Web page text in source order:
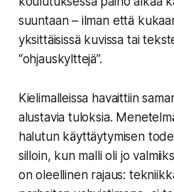
suuntaan – ilman että
yksittäisissä kuvissa tai
“ohjauskylttejä”.
Kielimalleissa havaittiin
alustavia tuloksia.
halutun käyttäytymisen
silloin, kun malli oli jo
on oleellinen rajaus: